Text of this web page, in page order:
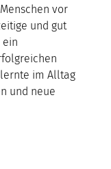
vor
und gut
ein
im Alltag
und neue